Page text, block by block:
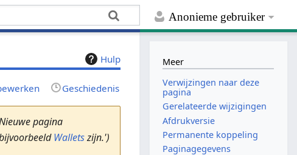
Anonieme gebruiker
Hulp
Geschiedenis
pagina
Walletszijn.')
Meer
Verwijzingen naar deze
pagina
Gerelateerde wijzigingen
Afdrukversie
Permanente koppeling
Paginagegevens